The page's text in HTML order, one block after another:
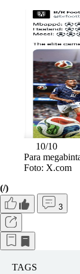
10/10
Para
Foto: X.com
(/)
3
TAGS